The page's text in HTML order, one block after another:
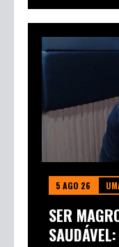
5 AGO 26
SER